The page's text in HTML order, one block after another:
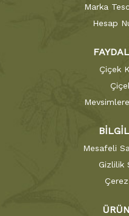
Marka
Hesap
Çiçek
Mesafeli
Gizlilik